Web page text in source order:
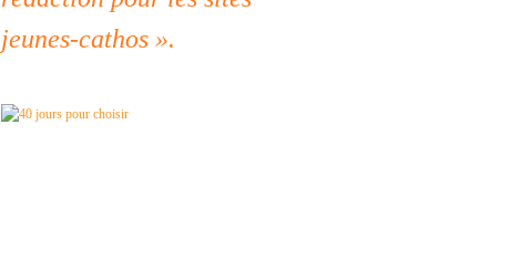
jeunes-cathos ».